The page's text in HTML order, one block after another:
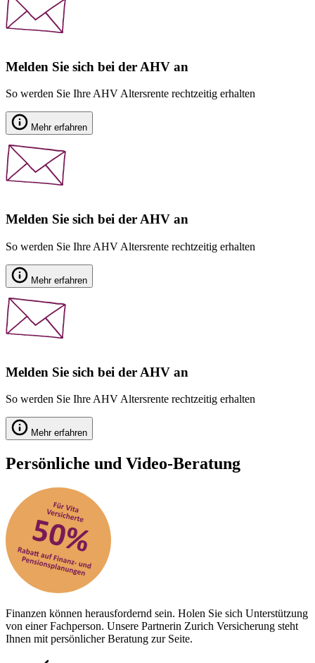
Melden Sie sich bei der AHV an
So werden Sie Ihre AHV Altersrente rechtzeitig erhalten
Mehr erfahren
Melden Sie sich bei der AHV an
So werden Sie Ihre AHV Altersrente rechtzeitig erhalten
Mehr erfahren
Melden Sie sich bei der AHV an
So werden Sie Ihre AHV Altersrente rechtzeitig erhalten
Mehr erfahren
Persönliche und Video-Beratung
Finanzen können herausfordernd sein. Holen Sie sich Unterstützung
von einer Fachperson. Unsere Partnerin Zurich Versicherung steht
Ihnen mit persönlicher Beratung zur Seite.